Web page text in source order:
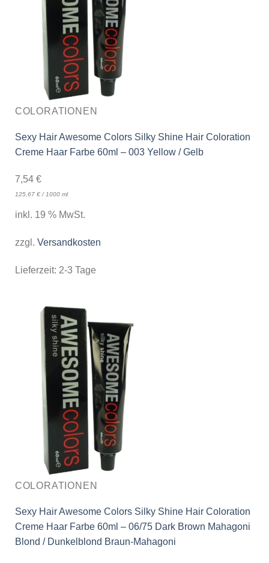
COLORATIONEN
Sexy Hair Awesome Colors Silky Shine Hair Coloration
Creme Haar Farbe 60ml – 003 Yellow / Gelb
7,54 €
125,67 €/1000 ml
inkl. 19 % MwSt.
zzgl. Versandkosten
Lieferzeit: 2-3 Tage
COLORATIONEN
Sexy Hair Awesome Colors Silky Shine Hair Coloration
Creme Haar Farbe 60ml – 06/75 Dark Brown Mahagoni
Blond / Dunkelblond Braun-Mahagoni